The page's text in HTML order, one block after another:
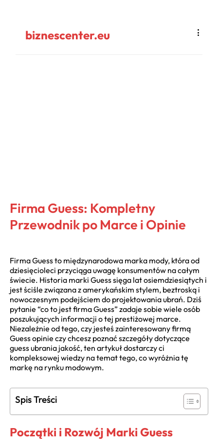
biznescenter.eu
Firma Guess: Kompletny
Przewodnik po Marce i Opinie
Firma Guess to międzynarodowa marka mody, która od
dziesięcioleci przyciąga uwagę konsumentów na całym
świecie. Historia marki Guess sięga lat osiemdziesiątych i
jest ściśle związana z amerykańskim stylem, beztroską i
nowoczesnym podejściem do projektowania ubrań. Dziś
pytanie “co to jest firma Guess” zadaje sobie wiele osób
poszukujących informacji o tej prestiżowej marce.
Niezależnie od tego, czy jesteś zainteresowany firmą
Guess opinie czy chcesz poznać szczegóły dotyczące
guess ubrania jakość, ten artykuł dostarczy ci
kompleksowej wiedzy na temat tego, co wyróżnia tę
markę na rynku modowym.
Spis Treści
Początki i Rozwój Marki Guess